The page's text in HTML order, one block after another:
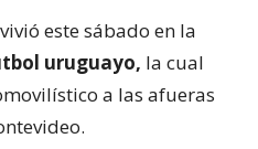
este sábado en la
uruguayo, la cual
a las afueras